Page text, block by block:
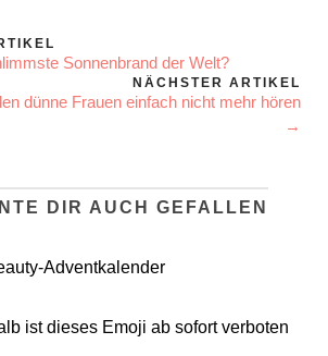
Sonnenbrand der Welt?
NÄCHSTER ARTIKEL
dünne Frauen einfach nicht mehr hören
→
DIR AUCH GEFALLEN
Adventkalender
ist dieses Emoji ab sofort verboten